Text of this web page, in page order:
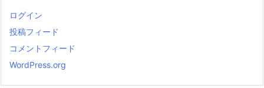
ログイン
投稿フィード
コメントフィード
WordPress.org